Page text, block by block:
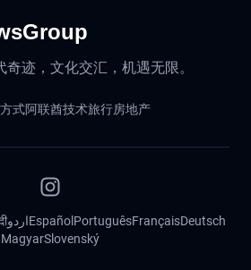
迹，文化交汇，机遇无限。
式阿联酋技术旅行房地产
اردوEspañol PortuguêsFrançaisDeutsch
MagyarSlovenský